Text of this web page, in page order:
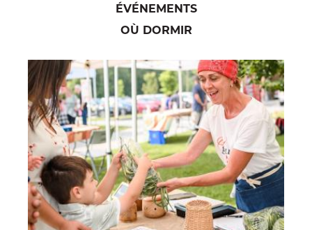
ÉVÉNEMENTS
OÙ DORMIR